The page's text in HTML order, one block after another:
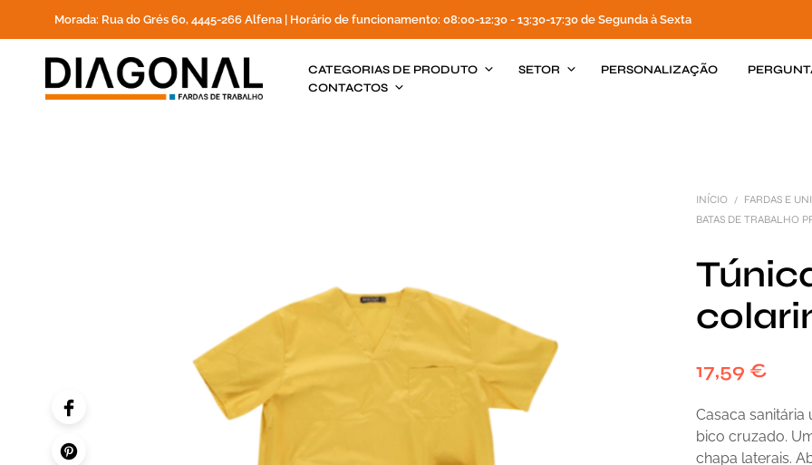
Morada: Rua do Grés 60, 4445-266 Alfena | Horário de funcionamento: 08:00-12:30 - 13:30-17:30 de Segunda à Sexta
CATEGORIAS DE PRODUTO SETOR PERSONALIZAÇÃO
CONTACTOS
INÍCIO /
FARDAS E
BATAS DE TRABALHO
17,59€
Casaca
bico cruzado.
chapa laterais.